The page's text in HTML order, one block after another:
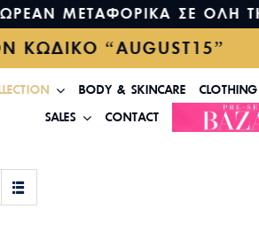
ΜΕΤΑΦΟΡΙΚΑ ΣΕ
BODY & SKINCARE CLOTHING
SALES
CONTACT